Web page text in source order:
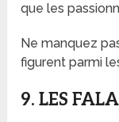
que les
Ne manquez
figurent parmi
9. LES